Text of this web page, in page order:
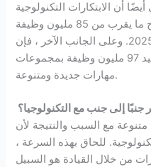
أن الابتكارات التكنولوجية
في مكان العمل ستلغي على الأرجح ما يقرب من 85 مليون وظيفة
في جميع أنحاء العالم بحلول عام 2025. وعلى الجانب الآخر ، فإن
التقنيات قادرة أيضًا على توليد 97 مليون وظيفة بمجموعات
مهارات جديدة ومتنوعة.
إلى جنب مع التكنولوجيا؟
مع السبب والنتيجة لأن
للحاق بهذه السرعة ،
من خلال القيادة هو السبيل